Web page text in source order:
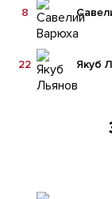
8
Якуб
22